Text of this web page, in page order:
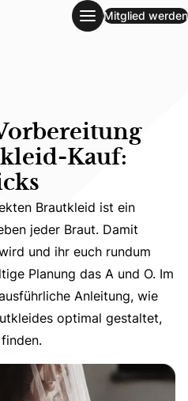
den Brautkleid-Kauf: Tipps
Mitglied werden
Kauf:
Brautkleid ist ein
Brautkleid ist ein
jeder Braut. Damit
und ihr euch rundum
Planung das A und O. Im
Anleitung, wie
optimal gestaltet,